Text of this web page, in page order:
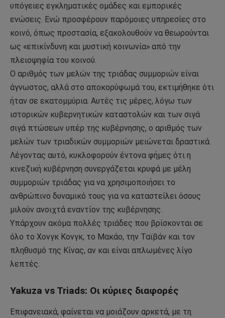
υπόγειες εγκληματικές ομάδες και εμπορικές
ενώσεις. Ενώ προσφέρουν παρόμοιες υπηρεσίες στο
κοινό, όπως προστασία, εξακολουθούν να θεωρούνται
ως «επικίνδυνη και μυστική κοινωνία» από την
πλειοψηφία του κοινού.
Ο αριθμός των μελών της τριάδας συμμοριών είναι
άγνωστος, αλλά στο αποκορύφωμά του, εκτιμήθηκε ότι
ήταν σε εκατομμύρια. Αυτές τις μέρες, λόγω των
ιστορικών κυβερνητικών καταστολών και των σιγά
σιγά πτώσεων υπέρ της κυβέρνησης, ο αριθμός των
μελών των τριαδικών συμμοριών μειώνεται δραστικά.
Λέγοντας αυτό, κυκλοφορούν έντονα φήμες ότι η
κινεζική κυβέρνηση συνεργάζεται κρυφά με μέλη
συμμοριών τριάδας για να χρησιμοποιήσει το
ανθρώπινο δυναμικό τους για να καταστείλει όσους
μιλούν ανοιχτά εναντίον της κυβέρνησης.
Υπάρχουν ακόμα πολλές τριάδες που βρίσκονται σε
όλο το Χονγκ Κονγκ, το Μακάο, την Ταϊβάν και τον
πληθυσμό της Κίνας, αν και είναι απλωμένες λίγο
λεπτές.
Yakuza vs Triads: Οι κύριες διαφορές
Επιφανειακά, φαίνεται να μοιάζουν αρκετά, με τη